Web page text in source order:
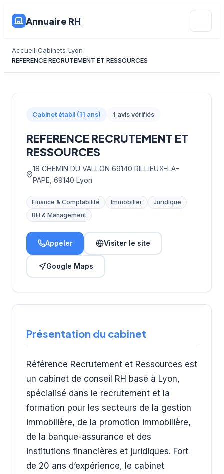
Annuaire RH
Accueil Cabinets Lyon
REFERENCE RECRUTEMENT ET RESSOURCES
Cabinet établi (11 ans) 1 avis vérifiés
REFERENCE RECRUTEMENT ET
RESSOURCES
18 CHEMIN DU VALLON 69140 RILLIEUX-LA-
PAPE, 69140 Lyon
Finance & Comptabilité Immobilier
Juridique
RH & Management
Appeler Visiter le site
Google Maps
Présentation du cabinet
Référence Recrutement et Ressources est
un cabinet de conseil RH basé à Lyon,
spécialisé dans le recrutement et la
formation pour les secteurs de la gestion
immobilière, de la promotion immobilière,
de la banque-assurance et des
institutions financières et juridiques. Fort
de 20 ans d’expérience, le cabinet